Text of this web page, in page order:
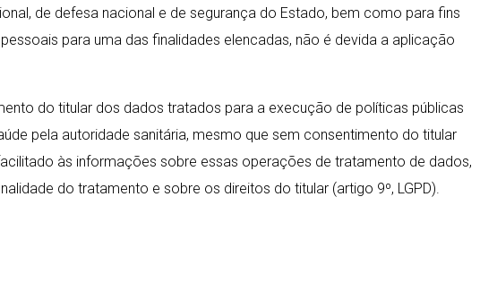
de defesa nacional e de segurança do Estado, bem como para fins
para uma das finalidades elencadas, não é devida a aplicação
do titular dos dados tratados para a execução de políticas públicas
pela autoridade sanitária, mesmo que sem consentimento do titular
às informações sobre essas operações de tratamento de dados,
do tratamento e sobre os direitos do titular (artigo 9º, LGPD).